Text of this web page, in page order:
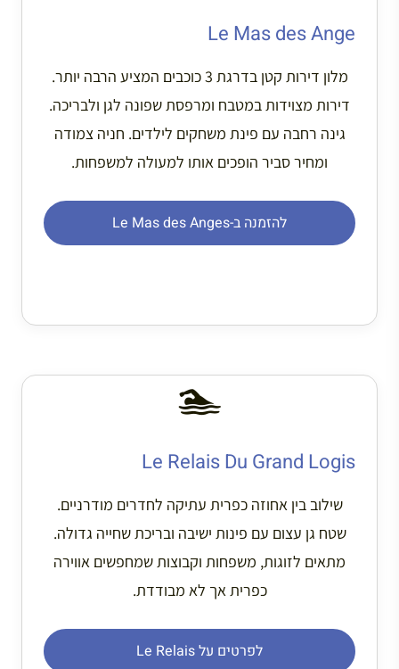
Le Mas des Ange
מלון דירות קטן בדרגת 3 כוכבים המציע הרבה יותר.
דירות מצוידות במטבח ומרפסת שפונה לגן ולבריכה.
גינה רחבה עם פינת משחקים לילדים. חניה צמודה
ומחיר סביר הופכים אותו למעולה למשפחות.
להזמנה ב-Le Mas des Anges
🏊
Le Relais Du Grand Logis
שילוב בין אחוזה כפרית עתיקה לחדרים מודרניים.
שטח גן עצום עם פינות ישיבה ובריכת שחייה גדולה.
מתאים לזוגות, משפחות וקבוצות שמחפשים אווירה
כפרית אך לא מבודדת.
לפרטים על Le Relais